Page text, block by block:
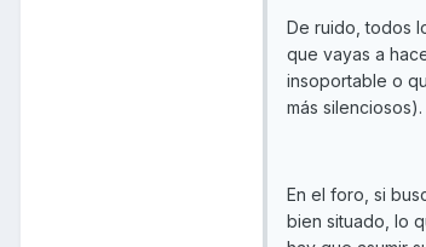
De ruido, todos
que vayas a
insoportable o
más silenciosos).
En el foro, si
bien situado, lo